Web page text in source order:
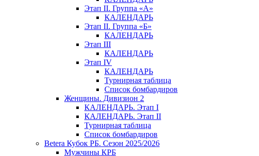
Этап II. Группа «А»
КАЛЕНДАРЬ
Этап II. Группа «Б»
КАЛЕНДАРЬ
Этап III
КАЛЕНДАРЬ
Этап IV
КАЛЕНДАРЬ
Турнирная таблица
Список бомбардиров
Женщины. Дивизион 2
КАЛЕНДАРЬ. Этап I
КАЛЕНДАРЬ. Этап II
Турнирная таблица
Список бомбардиров
Betera Кубок РБ. Сезон 2025/2026
Мужчины КРБ